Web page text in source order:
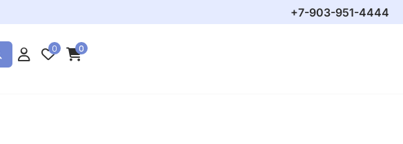
+7-903-951-4444
0 0